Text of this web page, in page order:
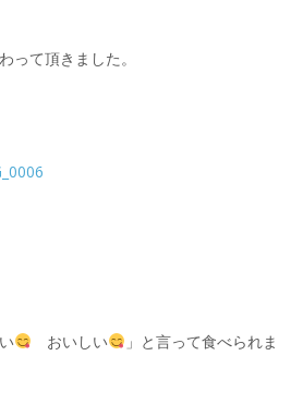
って頂きました。
おいしい
」と言って食べられま